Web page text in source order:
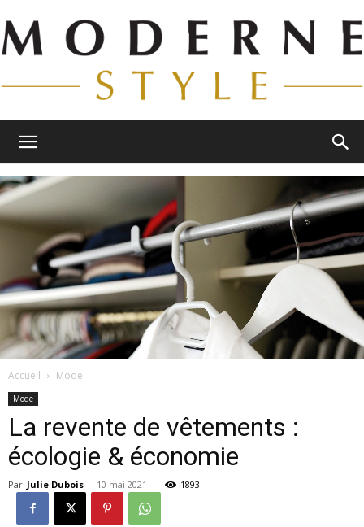
Style
Accueil Mode
Mode
La revente de vêtements :
écologie & économie
Par Julie Dubois - 10 mai 2021 1893